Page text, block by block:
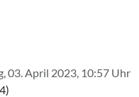
03. April 2023, 10:57 Uhr